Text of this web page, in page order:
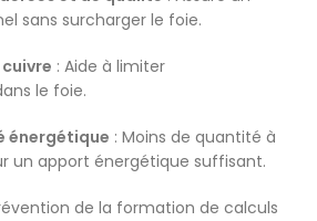
sans surcharger le foie.
: Aide à limiter
le foie.
énergétique : Moins de quantité à
un apport énergétique suffisant.
de la formation de calculs